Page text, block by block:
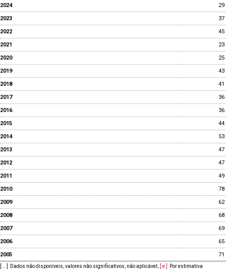
2024
29
2023
37
2022
45
2021
23
2020
25
2019
43
2018
41
2017
36
2016
36
2015
44
2014
53
2013
47
2012
47
2011
49
2010
78
2009
62
2008
68
2007
69
2006
65
2005
71
Dados não disponíveis, valores não significativos, não aplicável ; [ e ] Por estimativa